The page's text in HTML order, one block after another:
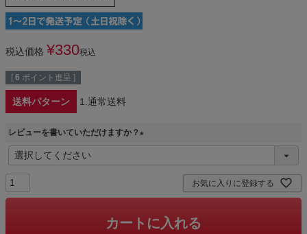
税込価格 ¥330税込
[ 6 ポイント進呈 ]
送料パターン 1.通常送料
レビューを書いていただけますか？
必
お気に入りに登録する
カートに入れる